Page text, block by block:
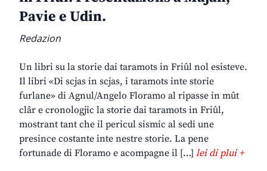
Pavie e Udin.
Redazion
Un libri su la storie dai taramots in Friûl nol esisteve.
Il libri «Di scjas in scjas, i taramots inte storie
furlane» di Agnul/Angelo Floramo al ripasse in mût
clâr e cronologjic la storie dai taramots in Friûl,
mostrant tant che il pericul sismic al sedi une
presince costante inte nestre storie. La pene
fortunade di Floramo e acompagne il […] lei di plui +